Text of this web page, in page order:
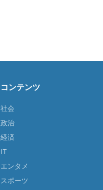
コンテンツ
社会
政治
経済
IT
エンタメ
スポーツ